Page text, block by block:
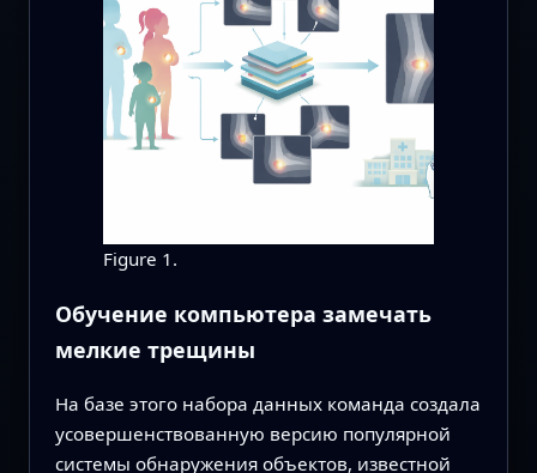
Figure 1.
Обучение компьютера замечать
мелкие трещины
На базе этого набора данных команда создала
усовершенствованную версию популярной
системы обнаружения объектов, известной